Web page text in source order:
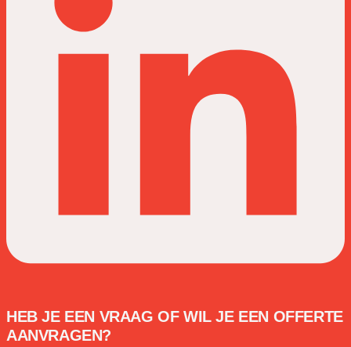
HEB JE EEN VRAAG OF WIL JE EEN OFFERTE
AANVRAGEN?